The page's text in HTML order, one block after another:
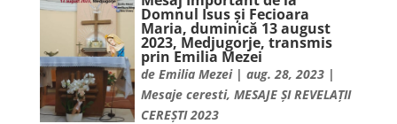
Domnul Isus și Fecioara
Maria, duminică 13 august
2023, Medjugorje, transmis
prin Emilia Mezei
deEmilia Mezei|aug. 28, 2023 |
Mesaje ceresti,MESAJE ȘI REVELAȚII
CEREȘTI 2023